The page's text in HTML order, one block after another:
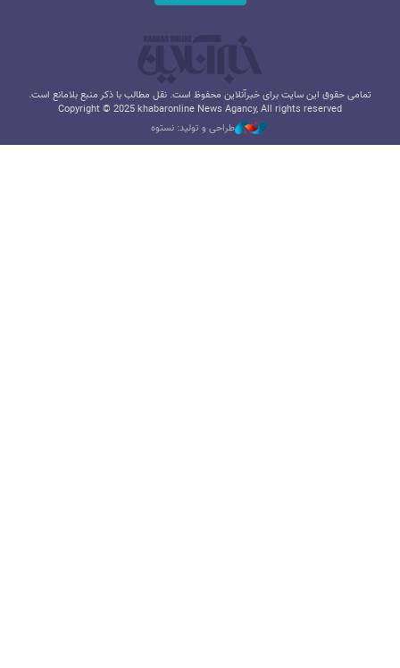
تمامی حقوق این سایت برای خبرآنلاین محفوظ است. نقل مطالب با ذکر منبع بلامانع است.
Copyright © 2025 khabaronline News Agancy, All rights reserved
طراحی و تولید: نستوه